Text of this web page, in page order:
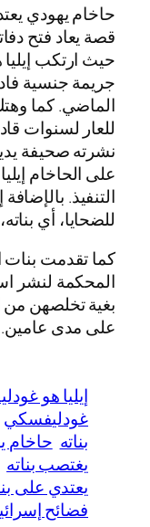
حاخام يهودي
قصة يعاد فتح
حيث ارتكب
جريمة جنسية
الماضي. كما
للعار لسنوات
نشرته صحيفة
التنفيذ.
للضحايا، أي
كما تقدمت
المحكمة لنشر
بغية تخلصهن من
على مدى عامين.
إيليا هو
غودليفسكي
بناته حاخام
يغتصب بناته
يعتدي على
فضائح